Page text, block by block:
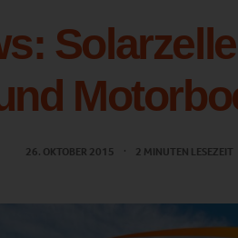
26. OKTOBER 2015 2 MINUTEN LESEZEIT